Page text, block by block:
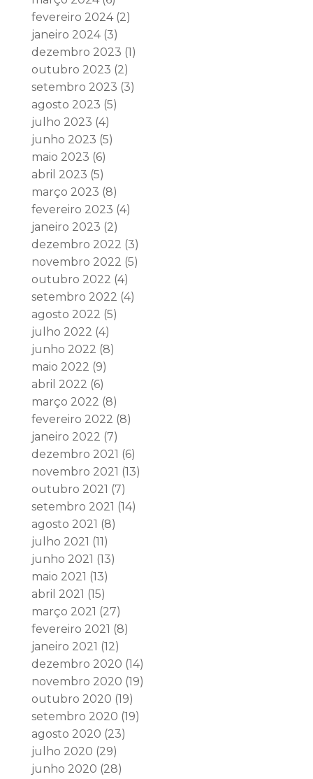
fevereiro 2024(2)
janeiro 2024(3)
dezembro 2023 (1)
outubro 2023 (2)
setembro 2023 (3)
agosto 2023 (5)
julho 2023 (4)
junho 2023 (5)
maio 2023 (6)
abril 2023 (5)
março 2023 (8)
fevereiro 2023 (4)
janeiro 2023 (2)
dezembro 2022 (3)
novembro 2022 (5)
outubro 2022 (4)
setembro 2022 (4)
agosto 2022 (5)
julho 2022 (4)
junho 2022 (8)
maio 2022 (9)
abril 2022 (6)
março 2022 (8)
fevereiro 2022 (8)
janeiro 2022 (7)
dezembro 2021 (6)
novembro 2021 (13)
outubro 2021 (7)
setembro 2021 (14)
agosto 2021 (8)
julho 2021 (11)
junho 2021 (13)
maio 2021 (13)
abril 2021 (15)
março 2021 (27)
fevereiro 2021 (8)
janeiro 2021 (12)
dezembro 2020 (14)
novembro 2020 (19)
outubro 2020 (19)
setembro 2020 (19)
agosto 2020 (23)
julho 2020 (29)
junho 2020 (28)